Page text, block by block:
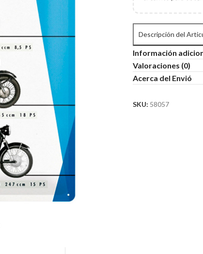
Descripción del
Información
Valoraciones (0)
Acerca del Envió
SKU: 58057